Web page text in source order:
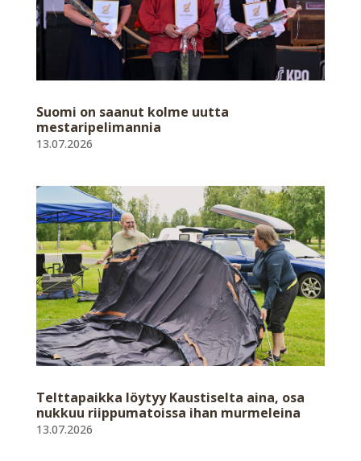
Suomi on saanut kolme uutta
mestaripelimannia
13.07.2026
Telttapaikka löytyy Kaustiselta aina, osa
nukkuu riippumatoissa ihan murmeleina
13.07.2026